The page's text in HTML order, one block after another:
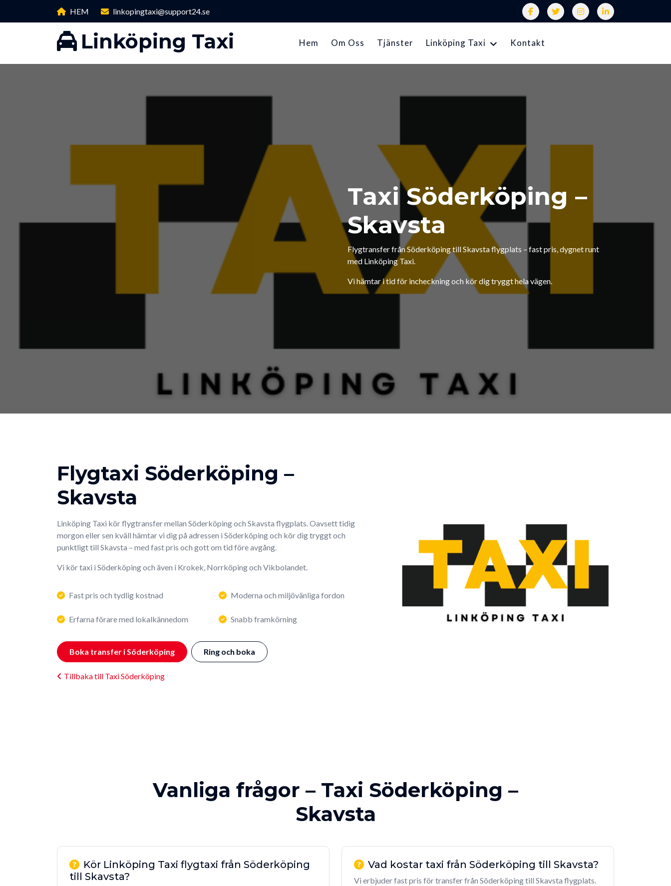
HEM linkopingtaxi@support24.se
Linköping Taxi Hem Om Oss Tjänster Linköping Taxi Kontakt
Taxi Söderköping –
Skavsta
Flygtransfer från Söderköping till Skavsta flygplats – fast pris, dygnet runt
med Linköping Taxi.
Vi hämtar i tid för incheckning och kör dig tryggt hela vägen.
Flygtaxi Söderköping –
Skavsta
Linköping Taxi kör flygtransfer mellan Söderköping och Skavsta flygplats. Oavsett tidig
morgon eller sen kväll hämtar vi dig på adressen i Söderköping och kör dig tryggt och
punktligt till Skavsta – med fast pris och gott om tid före avgång.
Vi kör taxi i Söderköping och även i Krokek, Norrköping och Vikbolandet.
Fast pris och tydlig kostnad Moderna och miljövänliga fordon
Erfarna förare med lokalkännedom Snabb framkörning
Boka transfer i Söderköping Ring och boka
Tillbaka till Taxi Söderköping
Vanliga frågor – Taxi Söderköping –
Skavsta
Kör Linköping Taxi flygtaxi från Söderköping
till Skavsta?
Vad kostar taxi från Söderköping till Skavsta?
Vi erbjuder fast pris för transfer från Söderköping till Skavsta flygplats.